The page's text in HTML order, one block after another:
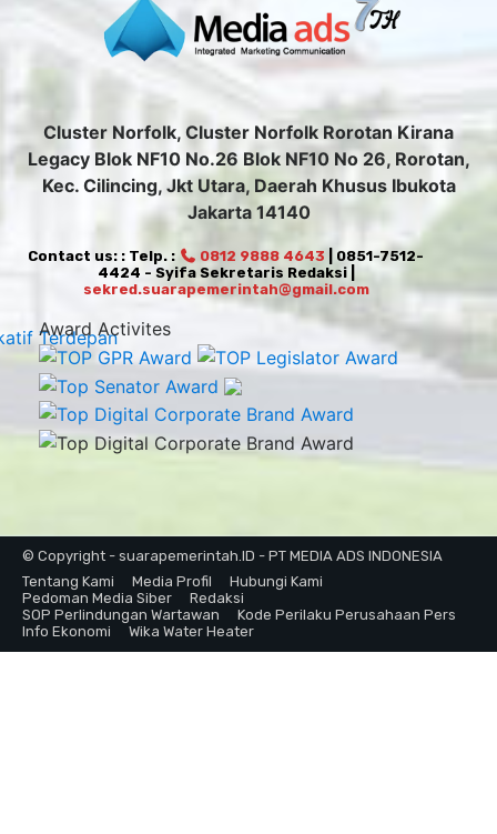
Cluster Norfolk, Cluster Norfolk Rorotan Kirana
Legacy Blok NF10 No.26 Blok NF10 No 26, Rorotan,
Kec. Cilincing, Jkt Utara, Daerah Khusus Ibukota
Jakarta 14140
Contact us: : Telp. : 0812 9888 4643 | 0851-7512-
4424 - Syifa Sekretaris Redaksi |
sekred.suarapemerintah@gmail.com
Award Activites
© Copyright - suarapemerintah.ID - PT MEDIA ADS INDONESIA
Tentang Kami
Media Profil
Hubungi Kami
Pedoman Media Siber
Redaksi
SOP Perlindungan Wartawan
Kode Perilaku Perusahaan Pers
Info Ekonomi
Wika Water Heater